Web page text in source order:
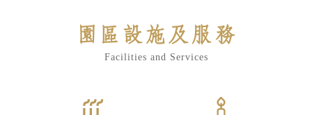
園區設施及服務
Facilities and Services